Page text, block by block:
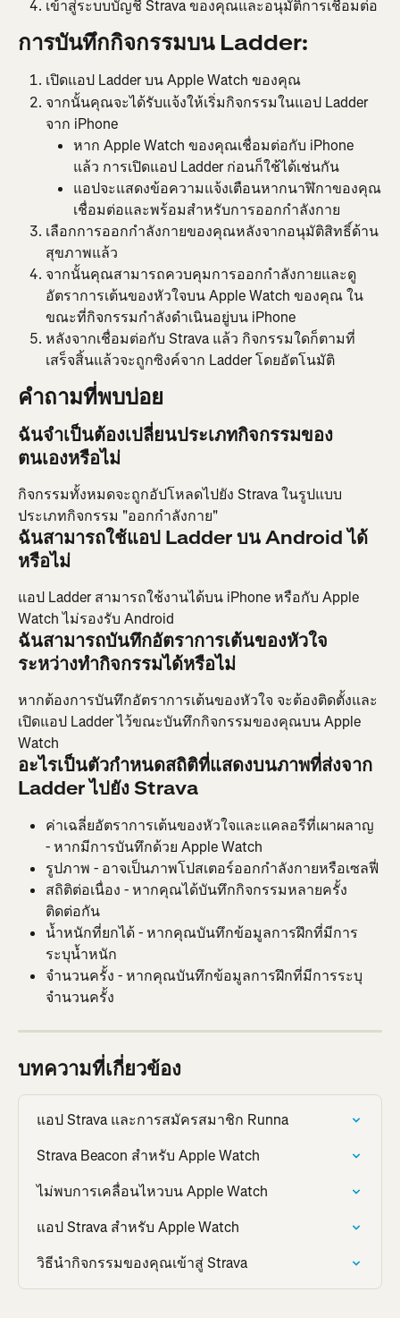
เข้าสู่ระบบบัญชี Strava ของคุณและอนุมัติการเชื่อมต่อ
การบันทึกกิจกรรมบน Ladder:
เปิดแอป Ladder บน Apple Watch ของคุณ
จากนั้นคุณจะได้รับแจ้งให้เริ่มกิจกรรมในแอป Ladder
จาก iPhone
หาก Apple Watch ของคุณเชื่อมต่อกับ iPhone
แล้ว การเปิดแอป Ladder ก่อนก็ใช้ได้เช่นกัน
แอปจะแสดงข้อความแจ้งเตือนหากนาฬิกาของคุณ
เชื่อมต่อและพร้อมสำหรับการออกกำลังกาย
เลือกการออกกำลังกายของคุณหลังจากอนุมัติสิทธิ์ด้าน
สุขภาพแล้ว
จากนั้นคุณสามารถควบคุมการออกกำลังกายและดู
อัตราการเต้นของหัวใจบน Apple Watch ของคุณ ใน
ขณะที่กิจกรรมกำลังดำเนินอยู่บน iPhone
หลังจากเชื่อมต่อกับ Strava แล้ว กิจกรรมใดก็ตามที่
เสร็จสิ้นแล้วจะถูกซิงค์จาก Ladder โดยอัตโนมัติ
คำถามที่พบบ่อย
ฉันจำเป็นต้องเปลี่ยนประเภทกิจกรรมของ
ตนเองหรือไม่
กิจกรรมทั้งหมดจะถูกอัปโหลดไปยัง Strava ในรูปแบบ
ประเภทกิจกรรม "ออกกำลังกาย"
ฉันสามารถใช้แอป Ladder บน Android ได้
หรือไม่
แอป Ladder สามารถใช้งานได้บน iPhone หรือกับ Apple
Watch ไม่รองรับ Android
ฉันสามารถบันทึกอัตราการเต้นของหัวใจ
ระหว่างทำกิจกรรมได้หรือไม่
หากต้องการบันทึกอัตราการเต้นของหัวใจ จะต้องติดตั้งและ
เปิดแอป Ladder ไว้ขณะบันทึกกิจกรรมของคุณบน Apple
Watch
อะไรเป็นตัวกำหนดสถิติที่แสดงบนภาพที่ส่งจาก
Ladder ไปยัง Strava
ค่าเฉลี่ยอัตราการเต้นของหัวใจและแคลอรีที่เผาผลาญ
- หากมีการบันทึกด้วย Apple Watch
รูปภาพ - อาจเป็นภาพโปสเตอร์ออกกำลังกายหรือเซลฟี่
สถิติต่อเนื่อง - หากคุณได้บันทึกกิจกรรมหลายครั้ง
ติดต่อกัน
น้ำหนักที่ยกได้ - หากคุณบันทึกข้อมูลการฝึกที่มีการ
ระบุน้ำหนัก
จำนวนครั้ง - หากคุณบันทึกข้อมูลการฝึกที่มีการระบุ
จำนวนครั้ง
บทความที่เกี่ยวข้อง
แอป Strava และการสมัครสมาชิก Runna
Strava Beacon สำหรับ Apple Watch
ไม่พบการเคลื่อนไหวบน Apple Watch
แอป Strava สำหรับ Apple Watch
วิธีนำกิจกรรมของคุณเข้าสู่ Strava